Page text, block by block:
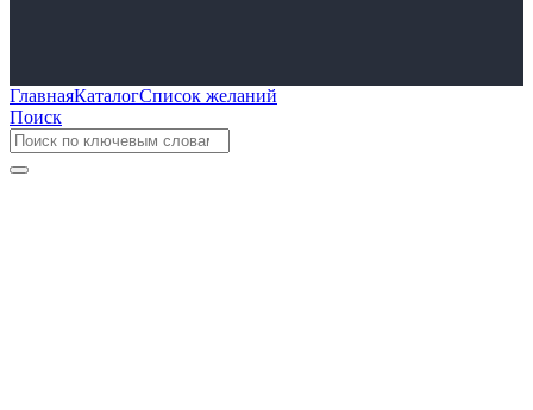
ГлавнаяКаталогСписок желаний
Поиск